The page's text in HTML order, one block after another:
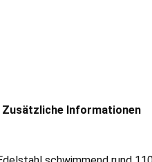
Zusätzliche Informationen